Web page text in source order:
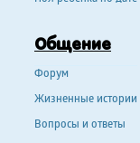
Общение
Форум
Жизненные истории
Вопросы и ответы